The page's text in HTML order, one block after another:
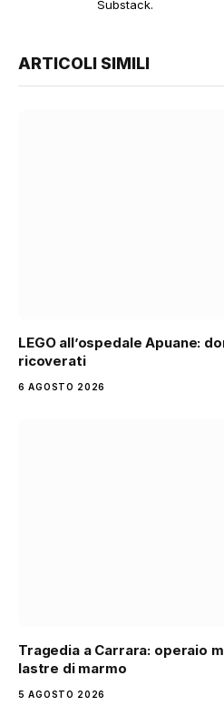
Substack.
ARTICOLI SIMILI
LEGO all’ospedale Apuane:
ricoverati
6 AGOSTO 2026
Tragedia a Carrara: operaio
lastre di marmo
5 AGOSTO 2026